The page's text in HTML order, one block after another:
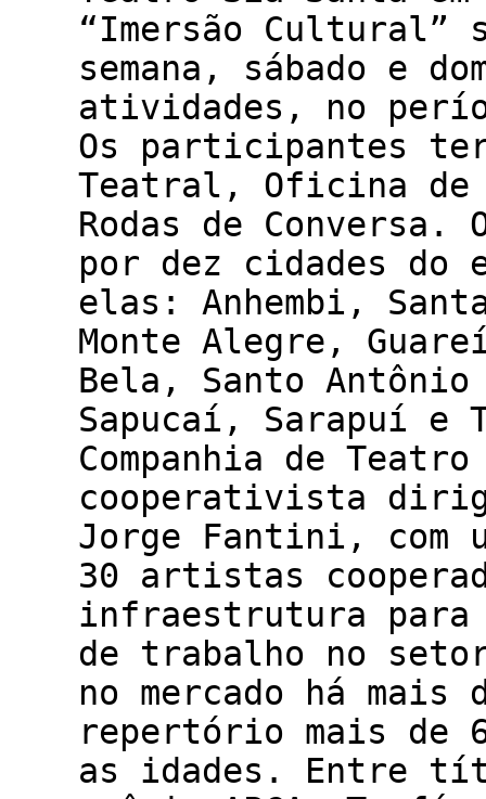
“Imersão
semana, sábado e
atividades, no
Os participantes
Teatral, Oficina de
Rodas de
por dez cidades do
elas: Anhembi,
Monte Alegre,
Bela, Santo
Sapucaí, Sarapuí e
Companhia de
cooperativista
Jorge Fantini, com
30 artistas
infraestrutura
de trabalho no
no mercado há mais
repertório mais de
as idades. Entre